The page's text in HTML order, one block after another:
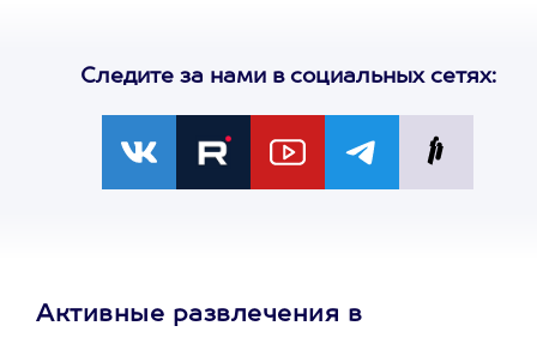
Следите за нами в социальных сетях:
Активные развлечения в